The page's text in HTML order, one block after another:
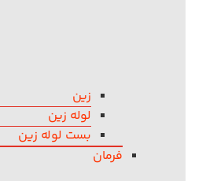
زین
لوله زین
بست لوله زین
فرمان